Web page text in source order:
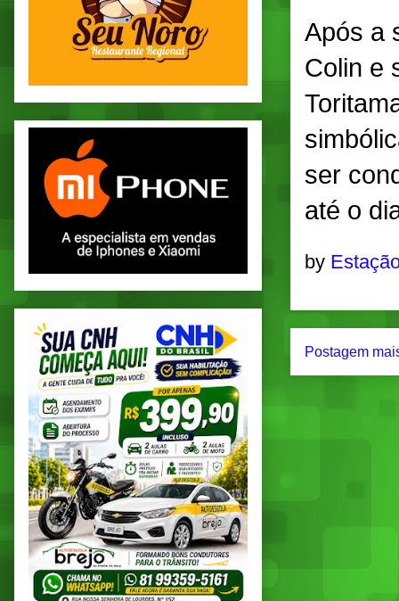
Após a
Colin e
ser
até o
by
Postagem